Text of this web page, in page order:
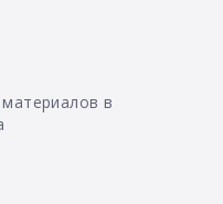
в